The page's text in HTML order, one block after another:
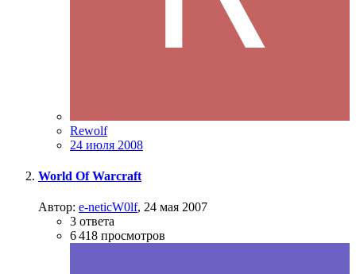
Rewolf
24 июля 2008
World Of Warcraft
Автор: e-neticW0lf, 24 мая 2007
3 ответа
6 418 просмотров